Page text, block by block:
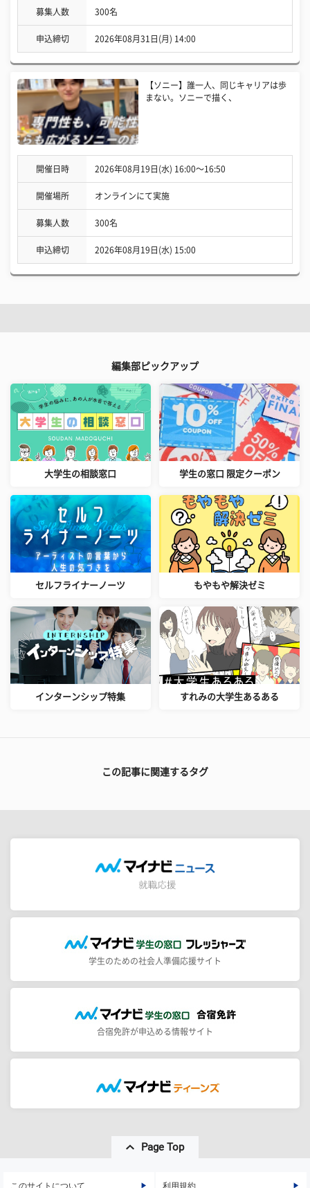
募集人数 300名
申込締切 2026年08月31日(月) 14:00
【ソニー】誰一人、同じキャリアは歩
まない。ソニーで描く、
開催日時 2026年08月19日(水) 16:00〜16:50
開催場所 オンラインにて実施
募集人数 300名
申込締切 2026年08月19日(水) 15:00
編集部ピックアップ
大学生の相談窓口 学生の窓口 限定クーポン
セルフライナーノーツ もやもや解決ゼミ
インターンシップ特集 すれみの大学生あるある
この記事に関連するタグ
学生のための社会人準備応援サイト
合宿免許が申込める情報サイト
Page Top